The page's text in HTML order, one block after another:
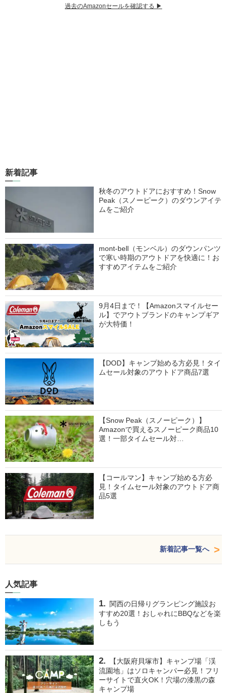
過去のAmazonセールを確認する ▶︎
新着記事
秋冬のアウトドアにおすすめ！Snow
Peak（スノーピーク）のダウンアイテ
ムをご紹介
mont-bell（モンベル）のダウンパンツ
で寒い時期のアウトドアを快適に！お
すすめアイテムをご紹介
9月4日まで！【Amazonスマイルセー
ル】でアウトブランドのキャンプギア
が大特価！
【DOD】キャンプ始める方必見！タイ
ムセール対象のアウトドア商品7選
【Snow Peak（スノーピーク）】
Amazonで買えるスノーピーク商品10
選！一部タイムセール対…
【コールマン】キャンプ始める方必
見！タイムセール対象のアウトドア商
品5選
新着記事一覧へ
人気記事
関西の日帰りグランピング施設お
すすめ20選！おしゃれにBBQなどを楽
しもう
【大阪府貝塚市】キャンプ場「渓
流園地」はソロキャンパー必見！フリ
ーサイトで直火OK！穴場の漆黒の森
キャンプ場